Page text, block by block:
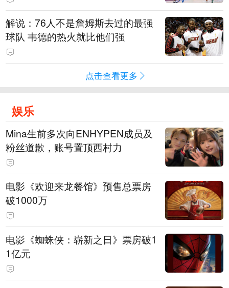
解说：76人不是詹姆斯去过的最强
球队 韦德的热火就比他们强
点击查看更多
娱乐
Mina生前多次向ENHYPEN成员及
粉丝道歉，账号置顶西村力
电影《欢迎来龙餐馆》预售总票房
破1000万
电影《蜘蛛侠：崭新之日》票房破1
1亿元